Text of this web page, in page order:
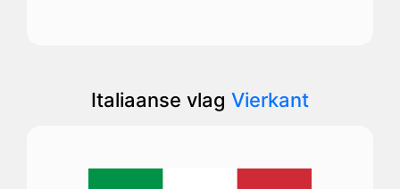
Italiaanse vlag Vierkant